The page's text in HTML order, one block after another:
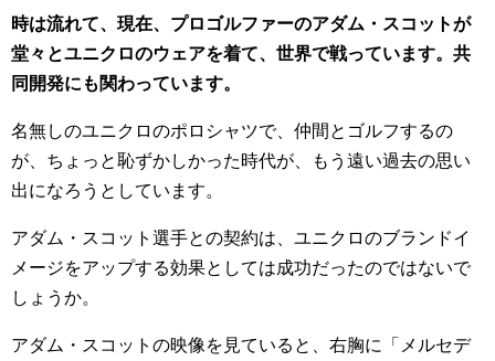
時は流れて、現在、プロゴルファーのアダム・スコットが
堂々とユニクロのウェアを着て、世界で戦っています。共
同開発にも関わっています。
名無しのユニクロのポロシャツで、仲間とゴルフするの
が、ちょっと恥ずかしかった時代が、もう遠い過去の思い
出になろうとしています。
アダム・スコット選手との契約は、ユニクロのブランドイ
メージをアップする効果としては成功だったのではないで
しょうか。
アダム・スコットの映像を見ていると、右胸に「メルセデ